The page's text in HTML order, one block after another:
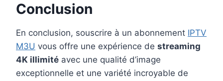
Conclusion
En conclusion, souscrire à un abonnement IPTV
M3U vous offre une expérience de streaming
4K illimité avec une qualité d’image
exceptionnelle et une variété incroyable de